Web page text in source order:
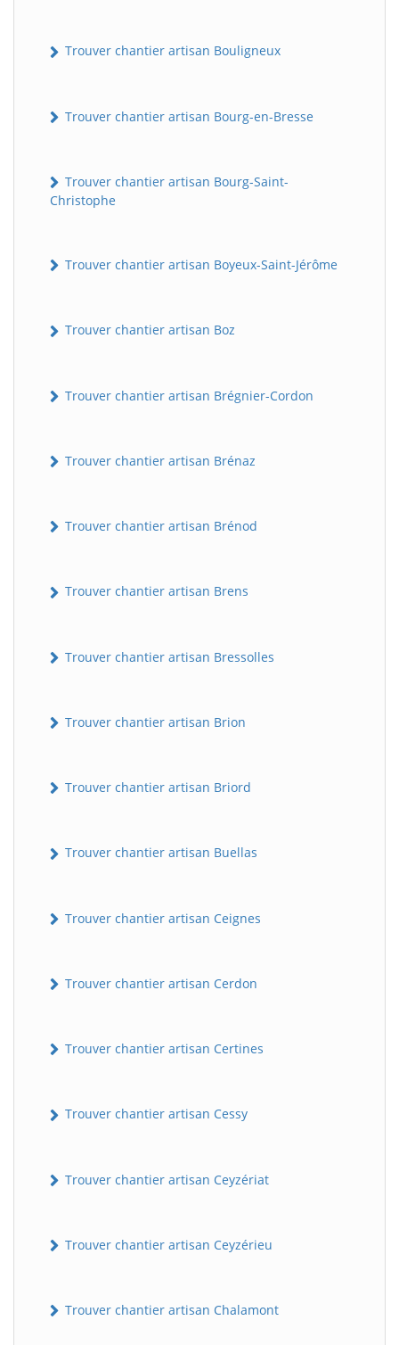
Trouver chantier artisan Bouligneux
Trouver chantier artisan Bourg-en-Bresse
Trouver chantier artisan Bourg-Saint-
Christophe
Trouver chantier artisan Boyeux-Saint-Jérôme
Trouver chantier artisan Boz
Trouver chantier artisan Brégnier-Cordon
Trouver chantier artisan Brénaz
Trouver chantier artisan Brénod
Trouver chantier artisan Brens
Trouver chantier artisan Bressolles
Trouver chantier artisan Brion
Trouver chantier artisan Briord
Trouver chantier artisan Buellas
Trouver chantier artisan Ceignes
Trouver chantier artisan Cerdon
Trouver chantier artisan Certines
Trouver chantier artisan Cessy
Trouver chantier artisan Ceyzériat
Trouver chantier artisan Ceyzérieu
Trouver chantier artisan Chalamont